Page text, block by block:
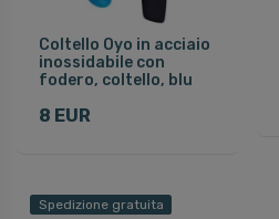
Coltello Oyo in acciaio
inossidabile con
fodero, coltello, blu
8 EUR
Spedizione gratuita